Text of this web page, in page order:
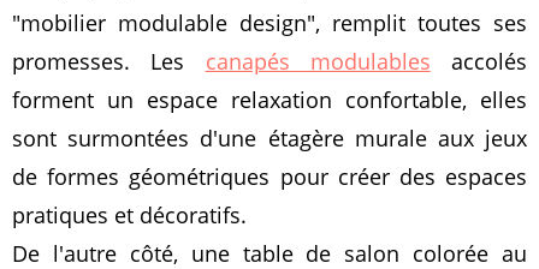
"mobilier modulable design", remplit toutes ses
promesses. Les canapés modulables accolés
forment un espace relaxation confortable, elles
sont surmontées d'une étagère murale aux jeux
de formes géométriques pour créer des espaces
pratiques et décoratifs.
De l'autre côté, une table de salon colorée au